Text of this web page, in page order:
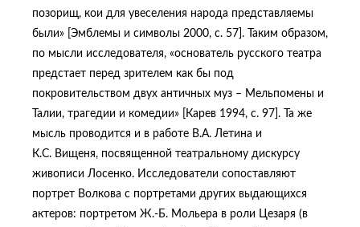
позорищ, кои для увеселения народа представляемы
были» [Эмблемы и символы 2000, с. 57]. Таким образом,
по мысли исследователя, «основатель русского театра
предстает перед зрителем как бы под
покровительством двух античных муз – Мельпомены и
Талии, трагедии и комедии» [Карев 1994, с. 97]. Та же
мысль проводится и в работе В.А. Летина и
К.С. Вищеня, посвященной театральному дискурсу
живописи Лосенко. Исследователи сопоставляют
портрет Волкова с портретами других выдающихся
актеров: портретом Ж.-Б. Мольера в роли Цезаря (в